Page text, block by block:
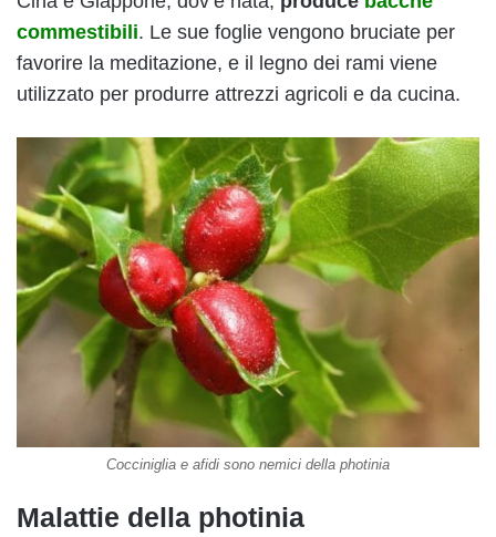
commestibili. Le sue foglie vengono bruciate per
favorire la meditazione, e il legno dei rami viene
utilizzato per produrre attrezzi agricoli e da cucina.
Cocciniglia e afidi sono nemici della photinia
Malattie della photinia